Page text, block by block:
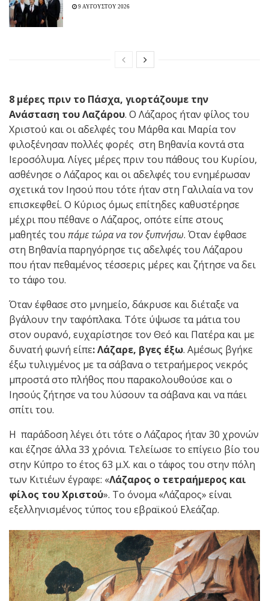
9 ΑΥΓΟΥΣΤΟΥ 2026
8 μέρες πριν το Πάσχα, γιορτάζουμε την
Ανάσταση του Λαζάρου. Ο Λάζαρος ήταν φίλος του
Χριστού και οι αδελφές του Μάρθα και Μαρία τον
φιλοξένησαν πολλές φορές στη Βηθανία κοντά στα
Ιεροσόλυμα. Λίγες μέρες πριν του πάθους του Κυρίου,
ασθένησε ο Λάζαρος και οι αδελφές του ενημέρωσαν
σχετικά τον Ιησού που τότε ήταν στη Γαλιλαία να τον
επισκεφθεί. Ο Κύριος όμως επίτηδες καθυστέρησε
μέχρι που πέθανε ο Λάζαρος, οπότε είπε στους
μαθητές του πάμε τώρα να τον ξυπνήσω. Όταν έφθασε
στη Βηθανία παρηγόρησε τις αδελφές του Λάζαρου
που ήταν πεθαμένος τέσσερις μέρες και ζήτησε να δει
το τάφο του.
Όταν έφθασε στο μνημείο, δάκρυσε και διέταξε να
βγάλουν την ταφόπλακα. Τότε ύψωσε τα μάτια του
στον ουρανό, ευχαρίστησε τον Θεό και Πατέρα και με
δυνατή φωνή είπε: Λάζαρε, βγες έξω. Αμέσως βγήκε
έξω τυλιγμένος με τα σάβανα ο τετραήμερος νεκρός
μπροστά στο πλήθος που παρακολουθούσε και ο
Ιησούς ζήτησε να του λύσουν τα σάβανα και να πάει
σπίτι του.
Η παράδοση λέγει ότι τότε ο Λάζαρος ήταν 30 χρονών
και έζησε άλλα 33 χρόνια. Τελείωσε το επίγειο βίο του
στην Κύπρο το έτος 63 μ.Χ. και ο τάφος του στην πόλη
των Κιτιέων έγραφε: «Λάζαρος ο τετραήμερος και
φίλος του Χριστού». Το όνομα «Λάζαρος» είναι
εξελληνισμένος τύπος του εβραϊκού Ελεάζαρ.